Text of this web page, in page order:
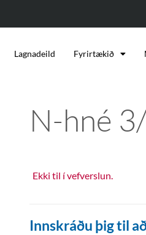
Lagnadeild Fyrirtækið
N-hné
Ekki til í vefverslun.
Innskráðu þig til